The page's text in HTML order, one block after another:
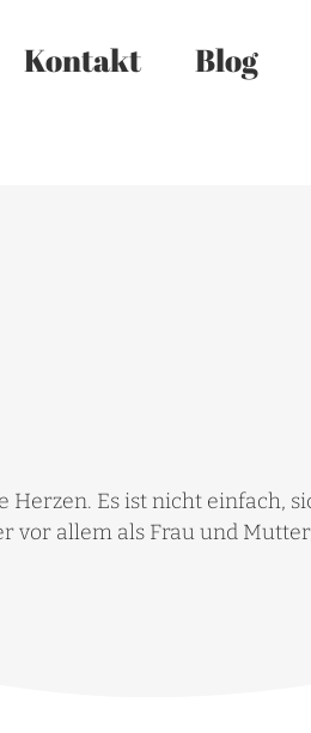
Kontakt Blog
Es ist nicht einfach,
vor allem als Frau und